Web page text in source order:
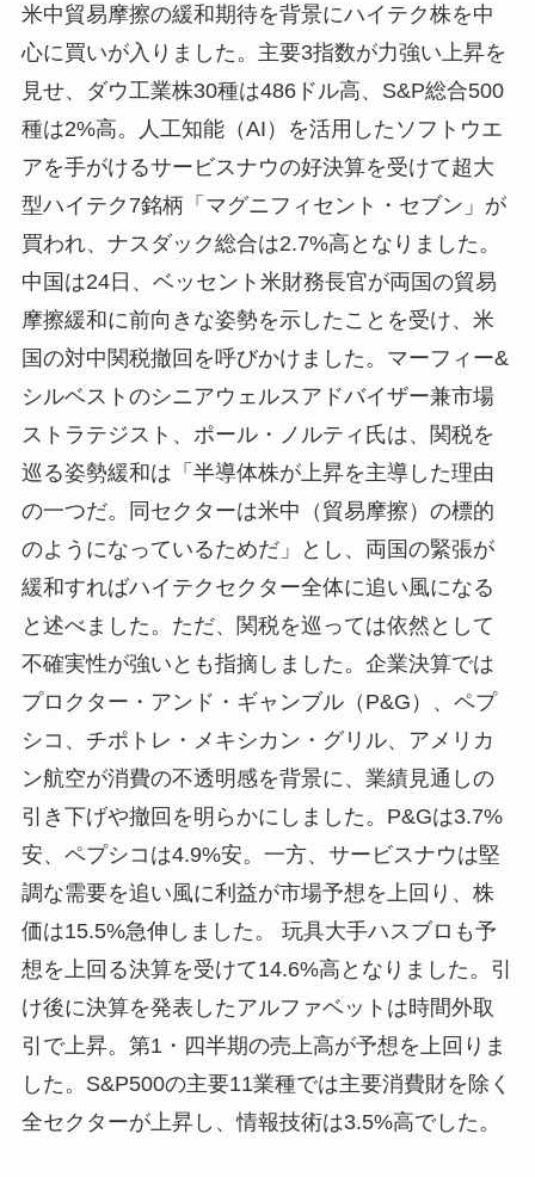
米中貿易摩擦の緩和期待を背景にハイテク株を中
心に買いが入りました。主要3指数が力強い上昇を
見せ、ダウ工業株30種は486ドル高、S&P総合500
種は2%高。人工知能（AI）を活用したソフトウエ
アを手がけるサービスナウの好決算を受けて超大
型ハイテク7銘柄「マグニフィセント・セブン」が
買われ、ナスダック総合は2.7%高となりました。
中国は24日、ベッセント米財務長官が両国の貿易
摩擦緩和に前向きな姿勢を示したことを受け、米
国の対中関税撤回を呼びかけました。マーフィー&
シルベストのシニアウェルスアドバイザー兼市場
ストラテジスト、ポール・ノルティ氏は、関税を
巡る姿勢緩和は「半導体株が上昇を主導した理由
の一つだ。同セクターは米中（貿易摩擦）の標的
のようになっているためだ」とし、両国の緊張が
緩和すればハイテクセクター全体に追い風になる
と述べました。ただ、関税を巡っては依然として
不確実性が強いとも指摘しました。企業決算では
プロクター・アンド・ギャンブル（P&G）、ペプ
シコ、チポトレ・メキシカン・グリル、アメリカ
ン航空が消費の不透明感を背景に、業績見通しの
引き下げや撤回を明らかにしました。P&Gは3.7%
安、ペプシコは4.9%安。一方、サービスナウは堅
調な需要を追い風に利益が市場予想を上回り、株
価は15.5%急伸しました。 玩具大手ハスブロも予
想を上回る決算を受けて14.6%高となりました。引
け後に決算を発表したアルファベットは時間外取
引で上昇。第1・四半期の売上高が予想を上回りま
した。S&P500の主要11業種では主要消費財を除く
全セクターが上昇し、情報技術は3.5%高でした。